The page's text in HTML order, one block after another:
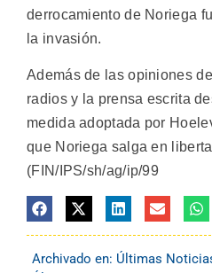
derrocamiento de Noriega
la invasión.
Además de las opiniones
radios y la prensa escrita
medida adoptada por
que Noriega salga en
(FIN/IPS/sh/ag/ip/99
Archivado en: Últimas